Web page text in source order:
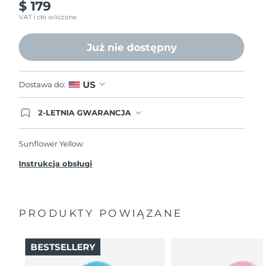
$ 179
VAT i cło wliczone
Już nie dostępny
Dostawa do: US
2-LETNIA GWARANCJA
przypadku wystąpienia problemów w ciągu 2 lat
Sunflower Yellow
Instrukcja obsługi
PRODUKTY POWIĄZANE
BESTSELLERY